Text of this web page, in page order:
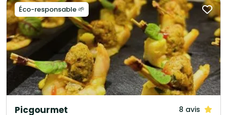
Éco-responsable 🌱
Picgourmet 8 avis